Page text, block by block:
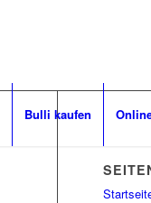
Bulli kaufen